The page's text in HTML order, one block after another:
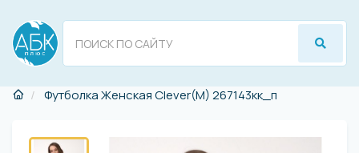
Футболка Женская Clever(M) 267143кк_п